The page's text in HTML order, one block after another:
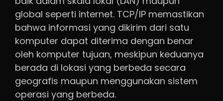
global seperti internet. TCP/IP memastikan
bahwa informasi yang dikirim dari satu
komputer dapat diterima dengan benar
oleh komputer tujuan, meskipun keduanya
berada di lokasi yang berbeda secara
geografis maupun menggunakan sistem
operasi yang berbeda.